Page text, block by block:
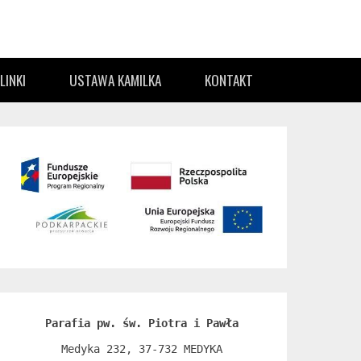
LINKI USTAWA KAMILKA KONTAKT
Parafia pw. św. Piotra i Pawła
Medyka 232, 37-732 MEDYKA